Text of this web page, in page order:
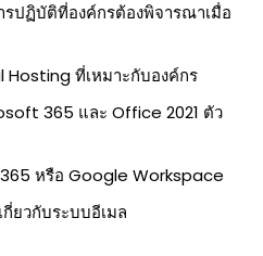
ปฏิบัติที่องค์กรต้องพิจารณาเมื่อ
Hosting ที่เหมาะกับองค์กร
365 และ Office 2021 ตัว
หรือ Google Workspace
ยวกับระบบอีเมล